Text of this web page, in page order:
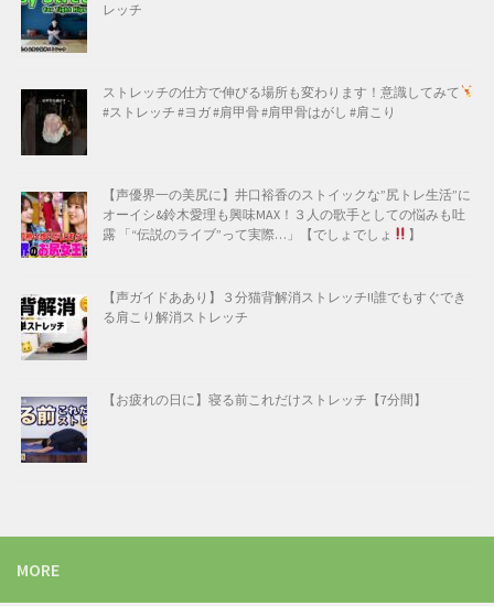
レッチ
ストレッチの仕方で伸びる場所も変わります！意識してみて
#ストレッチ #ヨガ #肩甲骨 #肩甲骨はがし #肩こり
【声優界一の美尻に】井口裕香のストイックな”尻トレ生活”に
オーイシ&鈴木愛理も興味MAX！３人の歌手としての悩みも吐
露 「“伝説のライブ”って実際…」【でしょでしょ
】
【声ガイドああり】３分猫背解消ストレッチ!!誰でもすぐでき
る肩こり解消ストレッチ
【お疲れの日に】寝る前これだけストレッチ【7分間】
MORE